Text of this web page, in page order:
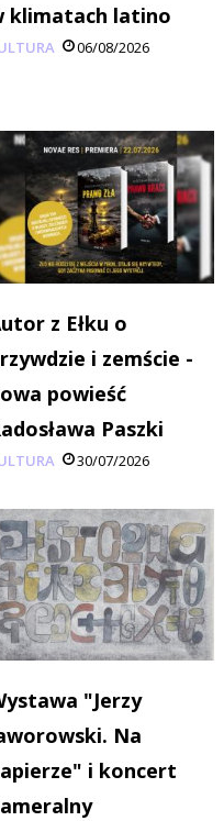
klimatach latino
06/08/2026
z Ełku o
i zemście -
powieść
Paszki
30/07/2026
"Jerzy
Na
i koncert